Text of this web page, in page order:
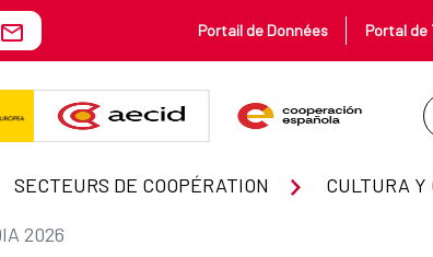
Portail de Données Portal de
SECTEURS DE COOPÉRATION CULTURA Y
2026